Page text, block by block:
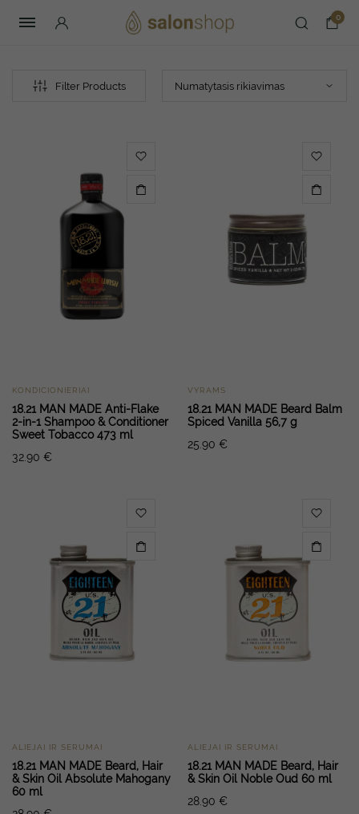
0
Filter Products
KONDICIONIERIAI
18.21 MAN MADE Anti-Flake
2-in-1 Shampoo & Conditioner
Sweet Tobacco 473 ml
32.90 €
VYRAMS
18.21 MAN MADE Beard Balm
Spiced Vanilla 56,7 g
25.90 €
ALIEJAI IR SERUMAI
18.21 MAN MADE Beard, Hair
& Skin Oil Absolute Mahogany
60 ml
ALIEJAI IR SERUMAI
18.21 MAN MADE Beard, Hair
& Skin Oil Noble Oud 60 ml
28.90 €